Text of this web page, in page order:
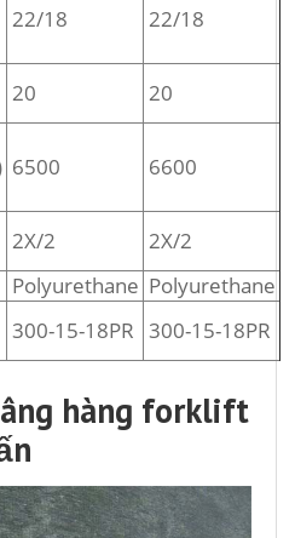
22/18 22/18
20
20
6500 6600
2X/2
2X/2
Polyurethane Polyurethane
300-15-18PR 300-15-18PR
hàng forklift